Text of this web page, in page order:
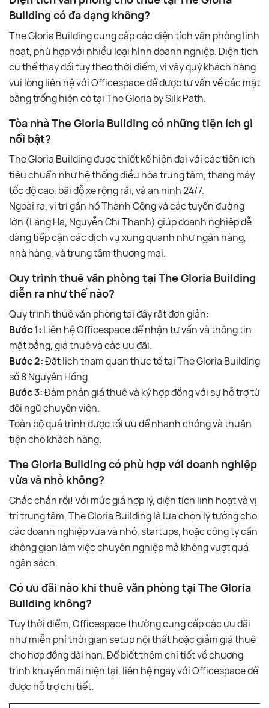
Building có đa dạng không?
The Gloria Building cung cấp các diện tích văn phòng linh
hoạt, phù hợp với nhiều loại hình doanh nghiệp. Diện tích
cụ thể thay đổi tùy theo thời điểm, vì vậy quý khách hàng
vui lòng liên hệ với Officespace để được tư vấn về các mặt
bằng trống hiện có tại The Gloria by Silk Path.
Tòa nhà The Gloria Building có những tiện ích gì
nổi bật?
The Gloria Building được thiết kế hiện đại với các tiện ích
tiêu chuẩn như hệ thống điều hòa trung tâm, thang máy
tốc độ cao, bãi đỗ xe rộng rãi, và an ninh 24/7.
Ngoài ra, vị trí gần hồ Thành Công và các tuyến đường
lớn (Láng Hạ, Nguyễn Chí Thanh) giúp doanh nghiệp dễ
dàng tiếp cận các dịch vụ xung quanh như ngân hàng,
nhà hàng, và trung tâm thương mại.
Quy trình thuê văn phòng tại The Gloria Building
diễn ra như thế nào?
Quy trình thuê văn phòng tại đây rất đơn giản:
Bước 1: Liên hệ Officespace để nhận tư vấn và thông tin
mặt bằng, giá thuê và các ưu đãi.
Bước 2:Đặt lịch tham quan thực tế tại The Gloria Building
số 8 Nguyên Hồng.
Bước 3:Đàm phán giá thuê và ký hợp đồng với sự hỗ trợ từ
đội ngũ chuyên viên.
Toàn bộ quá trình được tối ưu để nhanh chóng và thuận
tiện cho khách hàng.
The Gloria Building có phù hợp với doanh nghiệp
vừa và nhỏ không?
Chắc chắn rồi! Với mức giá hợp lý, diện tích linh hoạt và vị
trí trung tâm, The Gloria Building là lựa chọn lý tưởng cho
các doanh nghiệp vừa và nhỏ, startups, hoặc công ty cần
không gian làm việc chuyên nghiệp mà không vượt quá
ngân sách.
Có ưu đãi nào khi thuê văn phòng tại The Gloria
Building không?
Tùy thời điểm, Officespace thường cung cấp các ưu đãi
như miễn phí thời gian setup nội thất hoặc giảm giá thuê
cho hợp đồng dài hạn. Để biết thêm chi tiết về chương
trình khuyến mãi hiện tại, liên hệ ngay với Officespace để
được hỗ trợ chi tiết.